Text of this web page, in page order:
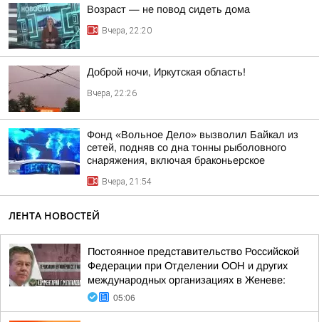
Возраст — не повод сидеть дома
Вчера, 22:20
Доброй ночи, Иркутская область!
Вчера, 22:26
Фонд «Вольное Дело» вызволил Байкал из
сетей, подняв со дна тонны рыболовного
снаряжения, включая браконьерское
Вчера, 21:54
ЛЕНТА НОВОСТЕЙ
Постоянное представительство Российской
Федерации при Отделении ООН и других
международных организациях в Женеве:
05:06